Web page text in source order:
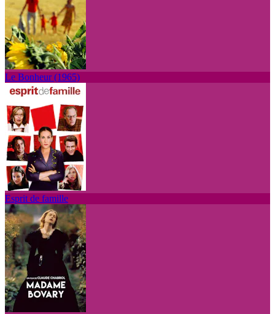
Le Bonheur (1965)
Esprit de famille